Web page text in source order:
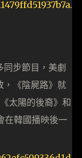
步節目，美劇
，《陰屍路》就
太陽的後裔》和
在韓國播映後一